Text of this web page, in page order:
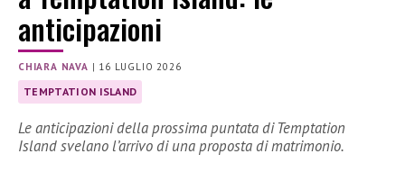
anticipazioni
CHIARA NAVA | 16 LUGLIO 2026
TEMPTATION ISLAND
Le anticipazioni della prossima puntata di Temptation
Island svelano l’arrivo di una proposta di matrimonio.